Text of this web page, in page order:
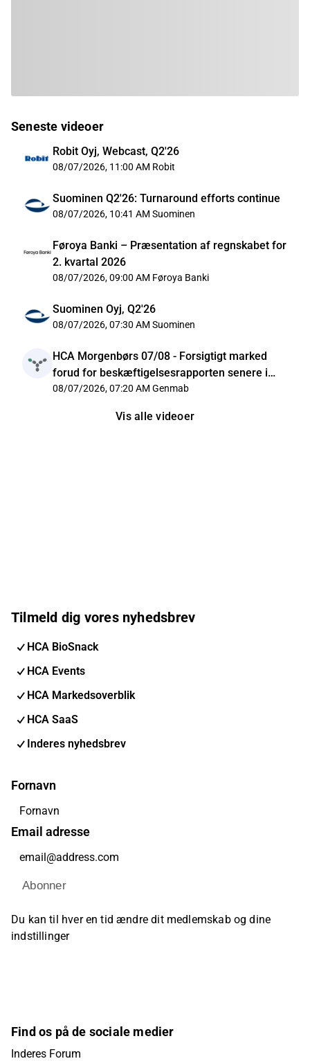
Seneste videoer
Robit Oyj, Webcast, Q2'26
08/07/2026, 11:00 AM Robit
Suominen Q2'26: Turnaround efforts continue
08/07/2026, 10:41 AM Suominen
Føroya Banki – Præsentation af regnskabet for
2. kvartal 2026
08/07/2026, 09:00 AM Føroya Banki
Suominen Oyj, Q2'26
08/07/2026, 07:30 AM Suominen
HCA Morgenbørs 07/08 - Forsigtigt marked
forud for beskæftigelsesrapporten senere i
dag
08/07/2026, 07:20 AM Genmab
Vis alle videoer
Tilmeld dig vores nyhedsbrev
HCA BioSnack
HCA Events
HCA Markedsoverblik
HCA SaaS
Inderes nyhedsbrev
Fornavn
Email adresse
Abonner
Du kan til hver en tid ændre dit medlemskab og dine
indstillinger
Find os på de sociale medier
Inderes Forum